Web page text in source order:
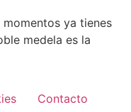
ya tienes
medela es la
Contacto